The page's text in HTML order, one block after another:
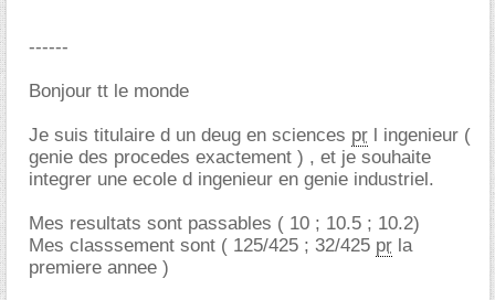
------
Bonjour tt le monde
Je suis titulaire d un deug en sciences pr l ingenieur (
genie des procedes exactement ) , et je souhaite
integrer une ecole d ingenieur en genie industriel.
Mes resultats sont passables ( 10 ; 10.5 ; 10.2)
Mes classsement sont ( 125/425 ; 32/425 pr la
premiere annee )